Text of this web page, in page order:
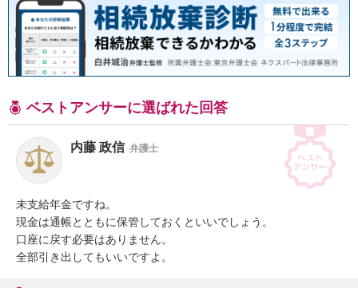
ベストアンサーに選ばれた回答
内藤 政信 弁護士
未支給年金ですね。
現金は通帳とともに保管しておくといいでしょう。
口座に戻す必要はありません。
全部引き出してもいいですよ。